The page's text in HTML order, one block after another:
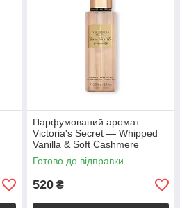
Парфумований аромат
Victoria's Secret — Whipped
Vanilla & Soft Cashmere
Готово до відправки
520 ₴